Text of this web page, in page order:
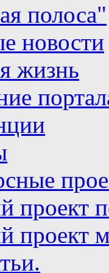
полоса"
новости
жизнь
проект
проект